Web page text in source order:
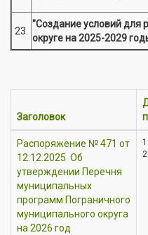
23.
"Создание условий для
округе на 2025-2029
Заголовок
Распоряжение № 471 от
12.12.2025 Об
утверждении Перечня
муниципальных
программ Пограничного
муниципального округа
на 2026 год